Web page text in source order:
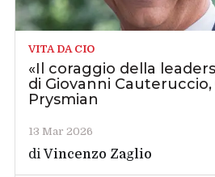
VITA DA CIO
«Il coraggio della
di Giovanni Cauteruccio,
Prysmian
13 Mar 2026
di Vincenzo Zaglio